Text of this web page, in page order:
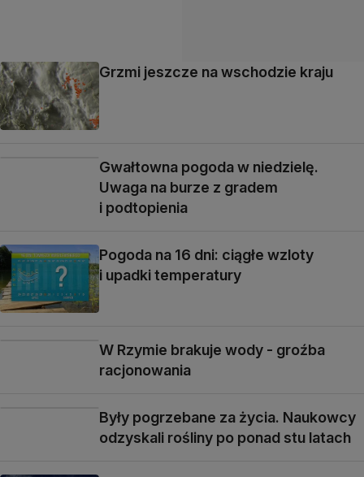
Grzmi jeszcze na wschodzie kraju
Gwałtowna pogoda w niedzielę.
Uwaga na burze z gradem
i podtopienia
Pogoda na 16 dni: ciągłe wzloty
i upadki temperatury
W Rzymie brakuje wody - groźba
racjonowania
Były pogrzebane za życia. Naukowcy
odzyskali rośliny po ponad stu latach